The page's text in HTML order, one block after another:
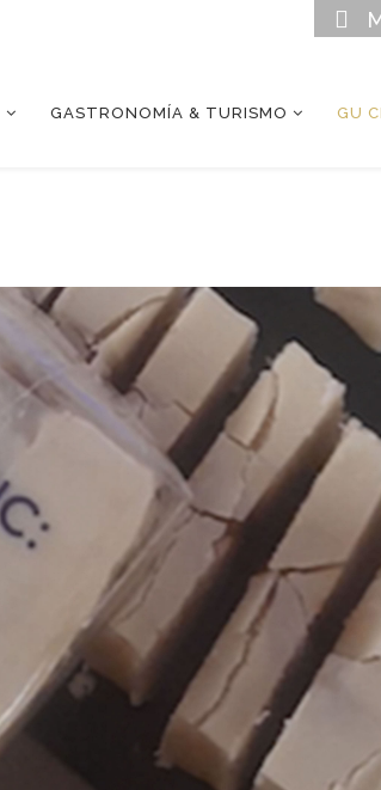
GASTRONOMÍA & TURISMO GU